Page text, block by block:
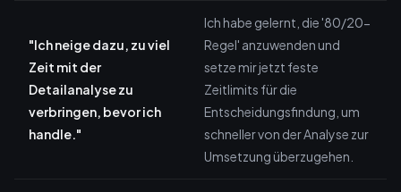
"Ich neige dazu, zu viel
Zeit mit der
Detailanalyse zu
verbringen, bevor ich
handle."
Ich habe gelernt, die '80/20-
Regel' anzuwenden und
setze mir jetzt feste
Zeitlimits für die
Entscheidungsfindung, um
schneller von der Analyse zur
Umsetzung überzugehen.